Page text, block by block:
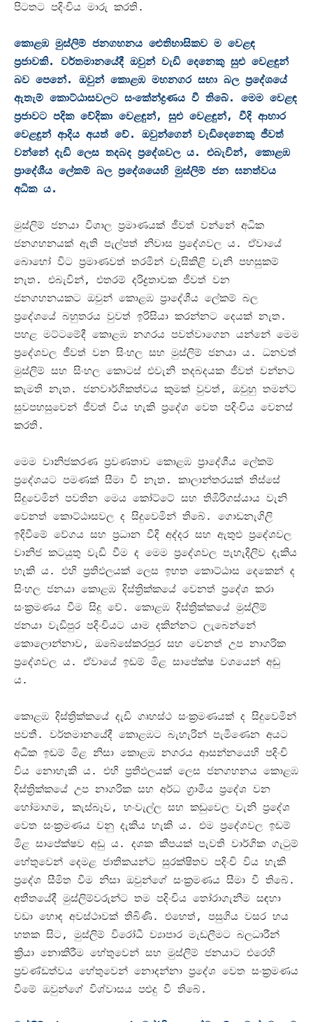
පිටතට පදිංචිය මාරු කරති .
කොළඹ මුස්ලිම් ජනගහනය ඓතිහාසිකව ම වෙළඳ
ප්‍රජාවකි. වර්තමානයේදී ඔවුන් වැඩි දෙනෙකු සුළු වෙළඳුන්
බව පෙනේ. ඔවුන් කොළඹ මහනගර සභා බල ප්‍රදේශයේ
ඇතැම් කොට්ඨාසවලට සංකේන්ද්‍රණය වී තිබේ. මෙම වෙළඳ
ප්‍රජාවට පදික වේදිකා වෙළඳුන්, සුළු වෙළඳුන්, වීදි ආහාර
වෙළඳුන් ආදිය අයත් වේ. ඔවුන්ගෙන් වැඩිදෙනෙකු ජීවත්
වන්නේ දැඩි ලෙස තදබද ප්‍රදේශවල ය. එබැවින්, කොළඹ
ප්‍රාදේශීය ලේකම් බල ප්‍රදේශයෙහි මුස්ලිම් ජන ඝනත්වය
අධික ය.
මුස්ලිම් ජනයා විශාල ප්‍රමාණයක් ජීවත් වන්නේ අධික
ජනගහනයක් ඇති පැල්පත් නිවාස ප්‍රදේශවල ය. ඒවායේ
බොහෝ විට ප්‍රමාණවත් තරමින් වැසිකිළි වැනි පහසුකම්
නැත . එබැවින්, එතරම් දරිද්‍රතාවක ජීවත් වන
ජනගහනයකට ඔවුන් කොළඹ ප්‍රාදේශීය ලේකම් බල
ප්‍රදේශයේ බහුතරය වුවත් ඉරිසියා කරන්නට දෙයක් නැත .
පහළ මට්ටමේදී කොළඹ නගරය පවත්වාගෙන යන්නේ මෙම
ප්‍රදේශවල ජීවත් වන සිංහල සහ මුස්ලිම් ජනයා ය. ධනවත්
මුස්ලිම් සහ සිංහල කොටස් එවැනි තදබදයක ජීවත් වන්නට
කැමති නැත . ජනවාර්ගිකත්වය කුමක් වුවත් , ඔවුහු තමන්ට
සුවපහසුවෙන් ජීවත් විය හැකි ප්‍රදේශ වෙත පදිංචිය වෙනස්
කරති .
මෙම වානිජකරණ ප්‍රවණතාව කොළඹ ප්‍රාදේශීය ලේකම්
ප්‍රදේශයට පමණක් සීමා වී නැත . කාලාන්තරයක් තිස්සේ
සිදුවෙමින් පවතින මෙය කෝට්ටේ සහ තිඹිරිගස්යාය වැනි
වෙනත් කොට්ඨාසවල ද සිදුවෙමින් තිබේ . ගොඩනැගිලි
ඉදිවීමේ වේගය සහ ප්‍රධාන වීදි අද්දර සහ ඇතුළු ප්‍රදේශවල
වානිජ කටයුතු වැඩි වීම ද මෙම ප්‍රදේශවල පැහැදිලිව දැකිය
හැකි ය. එහි ප්‍රතිඵලයක් ලෙස ඉහත කොට්ඨාස දෙකෙන් ද
සිංහල ජනයා කොළඹ දිස්ත්‍රික්කයේ වෙනත් ප්‍රදේශ කරා
සංක්‍රමණය වීම සිදු වේ. කොළඹ දිස්ත්‍රික්කයේ මුස්ලිම්
ජනයා වැඩිපුර පදිංචියට යාම දකින්නට ලැබෙන්නේ
කොලොන්නාව, ඔබේසේකරපුර සහ වෙනත් උප නාගරික
ප්‍රදේශවල ය. ඒවායේ ඉඩම් මිළ සාපේක්ෂ වශයෙන් අඩු
ය.
කොළඹ දිස්ත්‍රික්කයේ දැඩි ගෘහස්ථ සංක්‍රමණයක් ද සිදුවෙමින්
පවතී . වර්තමානයේදී කොළඹට බැහැරින් පැමිණෙන අයට
අධික ඉඩම් මිළ නිසා කොළඹ නගරය ආසන්නයෙහි පදිංචි
විය නොහැකි ය. එහි ප්‍රතිඵලයක් ලෙස ජනගහනය කොළඹ
දිස්ත්‍රික්කයේ උප නාගරික සහ අර්ධ ග්‍රාමීය ප්‍රදේශ වන
හෝමාගම, කැස්බෑව, හංවැල්ල සහ කඩුවෙල වැනි ප්‍රදේශ
වෙත සංක්‍රමණය වනු දැකිය හැකි ය. එම ප්‍රදේශවල ඉඩම්
මිළ සාපේක්ෂව අඩු ය. දශක කීපයක් පැවති වාර්ගික ගැටුම්
හේතුවෙන් දෙමළ ජාතිකයන්ට සුරක්ෂිතව පදිංචි විය හැකි
ප්‍රදේශ සීමිත වීම නිසා ඔවුන්ගේ සංක්‍රමණය සීමා වී තිබේ .
අතීතයේදී මුස්ලිම්වරුන්ට තම පදිංචිය තෝරාගැනීම සඳහා
වඩා හොඳ අවස්ථාවක් තිබිණි. එහෙත් , පසුගිය වසර හය
හතක සිට, මුස්ලිම් විරෝධී ව්‍යාපාර මැඩලීමට බලධාරීන්
ක්‍රියා නොකිරීම හේතුවෙන් සහ මුස්ලිම් ජනයාට එරෙහි
ප්‍රචණ්ඩත්වය හේතුවෙන් නොදන්නා ප්‍රදේශ වෙත සංක්‍රමණය
වීමේ ඔවුන්ගේ විශ්වාසය පළුදු වී තිබේ .